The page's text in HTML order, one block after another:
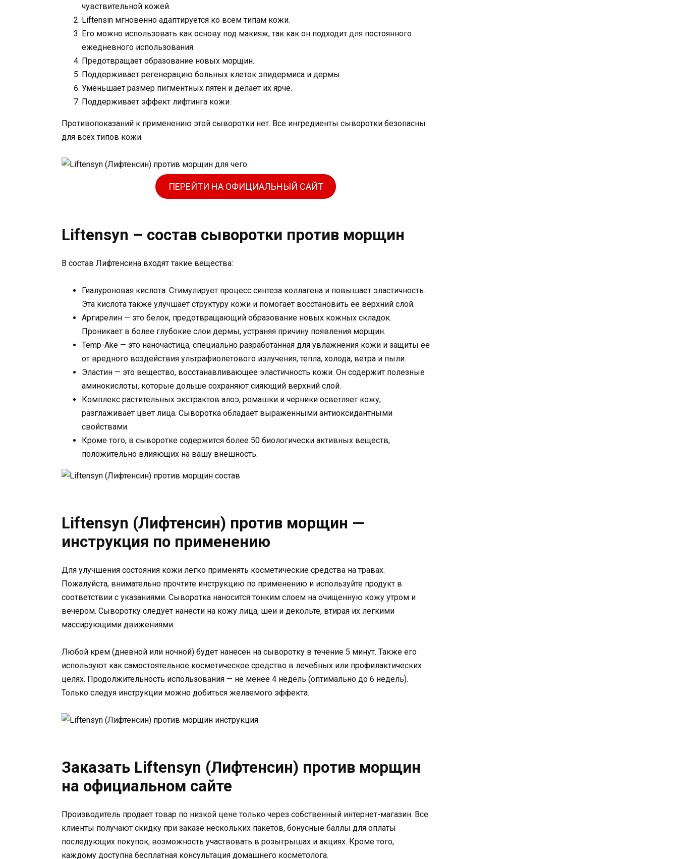
чувствительной кожей.
Liftensin мгновенно адаптируется ко всем типам кожи.
Его можно использовать как основу под макияж, так как он подходит для постоянного
ежедневного использования.
Предотвращает образование новых морщин.
Поддерживает регенерацию больных клеток эпидермиса и дермы.
Уменьшает размер пигментных пятен и делает их ярче.
Поддерживает эффект лифтинга кожи.
Противопоказаний к применению этой сыворотки нет. Все ингредиенты сыворотки безопасны
для всех типов кожи.
ПЕРЕЙТИ НА ОФИЦИАЛЬНЫЙ САЙТ
Liftensyn – состав сыворотки против морщин
В состав Лифтенсина входят такие вещества:
Гиалуроновая кислота. Стимулирует процесс синтеза коллагена и повышает эластичность.
Эта кислота также улучшает структуру кожи и помогает восстановить ее верхний слой.
Аргирелин — это белок, предотвращающий образование новых кожных складок.
Проникает в более глубокие слои дермы, устраняя причину появления морщин.
Temp-Ake — это наночастица, специально разработанная для увлажнения кожи и защиты ее
от вредного воздействия ультрафиолетового излучения, тепла, холода, ветра и пыли.
Эластин — это вещество, восстанавливающее эластичность кожи. Он содержит полезные
аминокислоты, которые дольше сохраняют сияющий верхний слой.
Комплекс растительных экстрактов алоэ, ромашки и черники осветляет кожу,
разглаживает цвет лица. Сыворотка обладает выраженными антиоксидантными
свойствами.
Кроме того, в сыворотке содержится более 50 биологически активных веществ,
положительно влияющих на вашу внешность.
Liftensyn (Лифтенсин) против морщин —
инструкция по применению
Для улучшения состояния кожи легко применять косметические средства на травах.
Пожалуйста, внимательно прочтите инструкцию по применению и используйте продукт в
соответствии с указаниями. Сыворотка наносится тонким слоем на очищенную кожу утром и
вечером. Сыворотку следует нанести на кожу лица, шеи и декольте, втирая их легкими
массирующими движениями.
Любой крем (дневной или ночной) будет нанесен на сыворотку в течение 5 минут. Также его
используют как самостоятельное косметическое средство в лечебных или профилактических
целях. Продолжительность использования — не менее 4 недель (оптимально до 6 недель).
Только следуя инструкции можно добиться желаемого эффекта.
Заказать Liftensyn (Лифтенсин) против морщин
на официальном сайте
Производитель продает товар по низкой цене только через собственный интернет-магазин. Все
клиенты получают скидку при заказе нескольких пакетов, бонусные баллы для оплаты
последующих покупок, возможность участвовать в розыгрышах и акциях. Кроме того,
каждому доступна бесплатная консультация домашнего косметолога.